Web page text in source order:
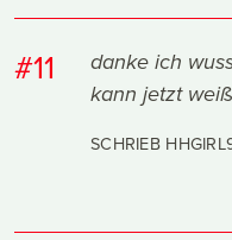
#11
danke ich
kann jetzt
SCHRIEB